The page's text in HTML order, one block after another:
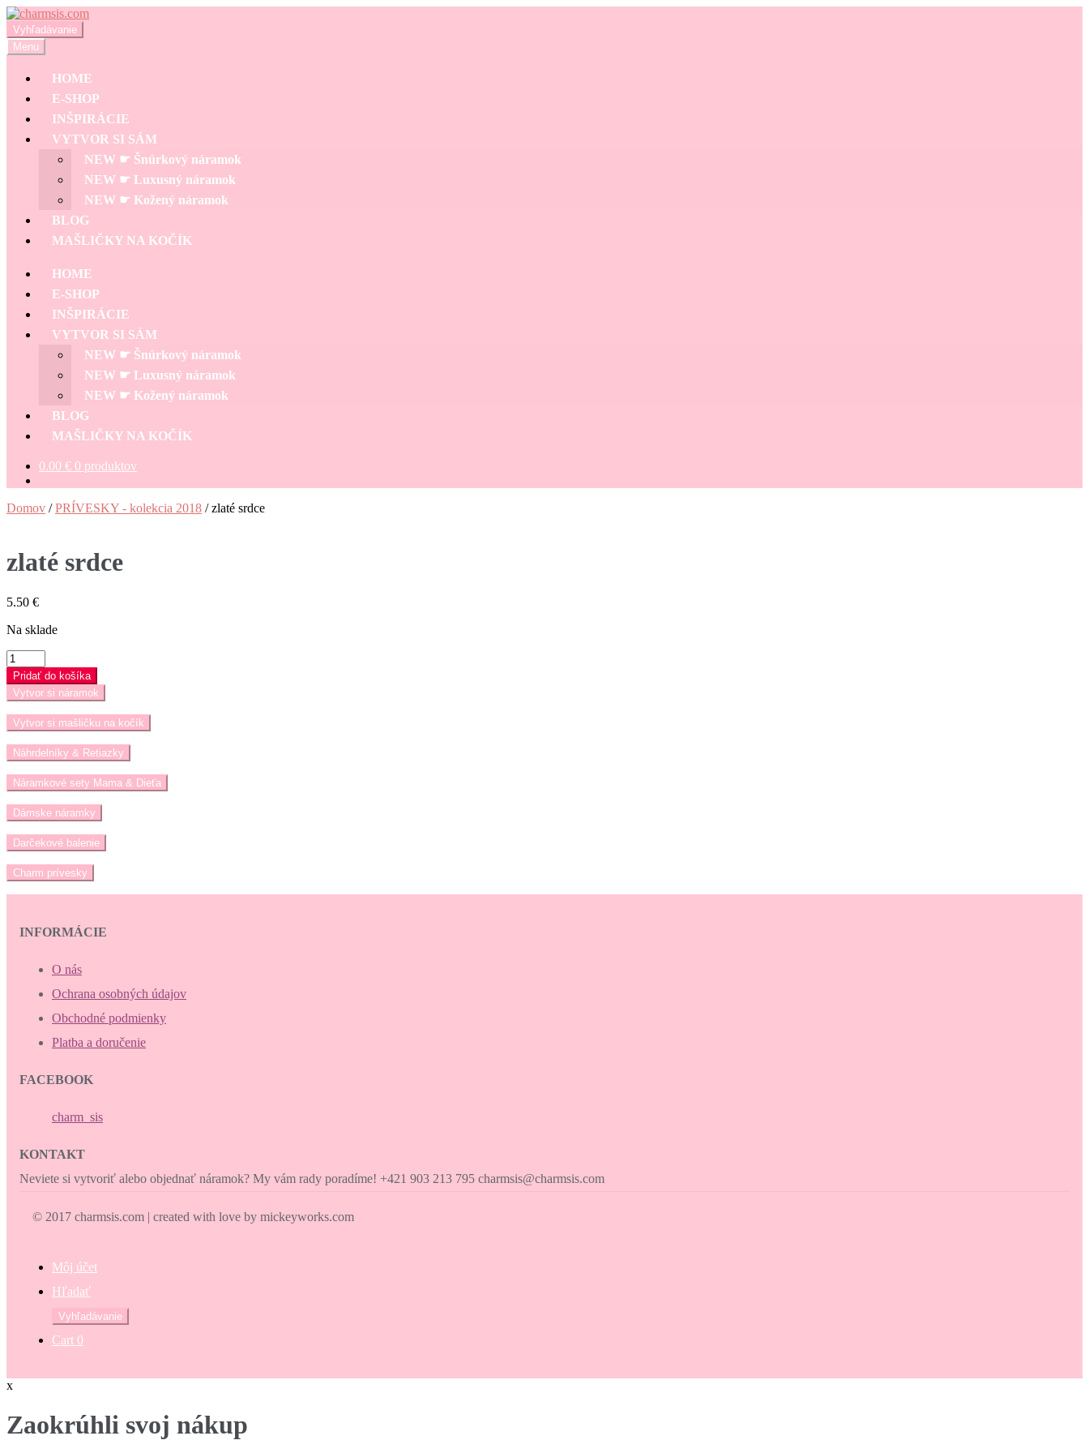
Preskočiť
na
navigáciu
Preskočiť
na
obsah
Hľadať:
Vyhľadávanie
Menu
HOME
E-SHOP
INŠPIRÁCIE
VYTVOR SI SÁM
NEW ☛ Šnúrkový náramok
NEW ☛ Luxusný náramok
NEW ☛ Kožený náramok
BLOG
MAŠLIČKY NA KOČÍK
HOME
E-SHOP
INŠPIRÁCIE
VYTVOR SI SÁM
NEW ☛ Šnúrkový náramok
NEW ☛ Luxusný náramok
NEW ☛ Kožený náramok
BLOG
MAŠLIČKY NA KOČÍK
0.00 € 0 produktov
Domov /PRÍVESKY - kolekcia 2018 /zlaté srdce
zlaté srdce
5.50 €
Na sklade
množstvo
zlaté
srdce
Pridať do košíka
Vytvor si náramok
Vytvor si mašličku na kočík
Náhrdelníky & Retiazky
Náramkové sety Mama & Dieťa
Dámske náramky
Darčekové balenie
Charm prívesky
INFORMÁCIE
O nás
Ochrana osobných údajov
Obchodné podmienky
Platba a doručenie
FACEBOOK
charm_sis
KONTAKT
Neviete si vytvoriť alebo objednať náramok? My vám rady poradíme! +421 903 213 795 charmsis@charmsis.com
© 2017 charmsis.com | created with love by mickeyworks.com
Môj účet
Hľadať
Hľadať:
Vyhľadávanie
Cart 0
x
Zaokrúhli svoj nákup